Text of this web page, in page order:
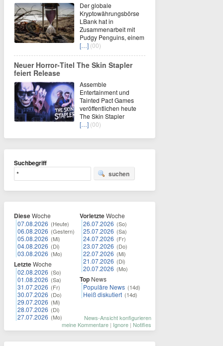
Der globale
Kryptowährungsbörse
LBank hat in
Zusammenarbeit mit
Pudgy Penguins, einem
[…] (00)
Neuer Horror‑Titel The Skin Stapler
feiert Release
Assemble
Entertainment und
Tainted Pact Games
veröffentlichen heute
The Skin Stapler
[…] (00)
Suchbegriff
suchen
DieseWoche
07.08.2026 (Heute)
06.08.2026 (Gestern)
05.08.2026 (Mi)
04.08.2026 (Di)
03.08.2026 (Mo)
LetzteWoche
02.08.2026 (So)
01.08.2026 (Sa)
31.07.2026 (Fr)
30.07.2026 (Do)
29.07.2026 (Mi)
28.07.2026 (Di)
27.07.2026 (Mo)
VorletzteWoche
26.07.2026 (So)
25.07.2026 (Sa)
24.07.2026 (Fr)
23.07.2026 (Do)
22.07.2026 (Mi)
21.07.2026 (Di)
20.07.2026 (Mo)
Top News
Populäre News (14d)
Heiß diskutiert (14d)
News-Ansicht konfigurieren
meine Kommentare | Ignore | Notifies